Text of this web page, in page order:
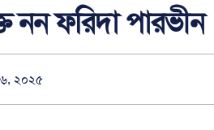
নন ফরিদা পারভীন
৬, ২০২৫